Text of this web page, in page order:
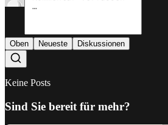
Oben Neueste Diskussionen
Keine Posts
Sind Sie bereit für mehr?